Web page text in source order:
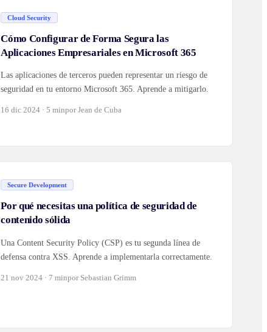
Cloud Security
Cómo Configurar de Forma Segura las
Aplicaciones Empresariales en Microsoft 365
Las aplicaciones de terceros pueden representar un riesgo de
seguridad en tu entorno Microsoft 365. Aprende a mitigarlo.
16 dic 2024 · 5 minpor Jean de Cuba
Secure Development
Por qué necesitas una política de seguridad de
contenido sólida
Una Content Security Policy (CSP) es tu segunda línea de
defensa contra XSS. Aprende a implementarla correctamente.
21 nov 2024 · 7 minpor Sebastian Grimm